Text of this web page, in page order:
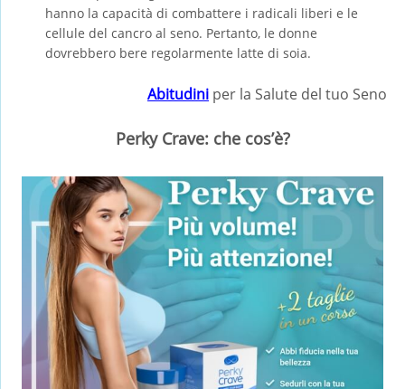
hanno la capacità di combattere i radicali liberi e le
cellule del cancro al seno. Pertanto, le donne
dovrebbero bere regolarmente latte di soia.
Abitudini per la Salute del tuo Seno
Perky Crave: che cos’è?